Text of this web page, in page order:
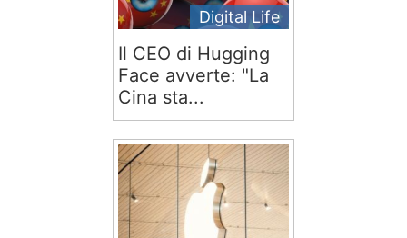
Digital Life
Il CEO di Hugging
Face avverte: "La
Cina sta...